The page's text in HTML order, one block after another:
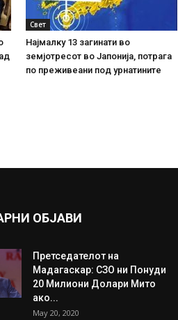
Свет
Најмалку 13 загинати во
земјотресот во Јапонија, потрага
по преживеани под урнатините
ОБЈАВИ
Претседателот на
Мадагаскар: СЗО ни Понуди
20 Милиони Долари Мито
ако...
May 20, 2020